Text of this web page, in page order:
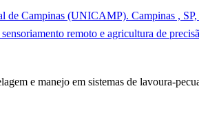
de Campinas (UNICAMP). Campinas ,
remoto e agricultura de
e manejo em sistemas de lavoura-